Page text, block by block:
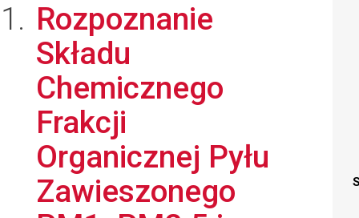
Rozpoznanie
Składu
Chemicznego
Frakcji
Organicznej Pyłu
Zawieszonego